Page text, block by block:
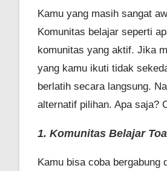
Kamu yang masih sangat
Komunitas belajar seperti
komunitas yang aktif. Jika
yang kamu ikuti tidak
berlatih secara langsung.
alternatif pilihan. Apa saja?
1. Komunitas Belajar
Kamu bisa coba bergabung